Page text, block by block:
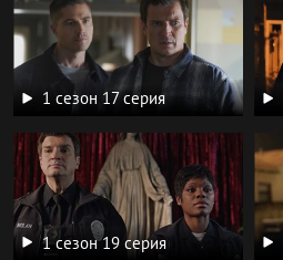
1 сезон 17 серия
1 сезон 19 серия